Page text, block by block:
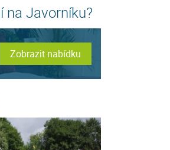
na Javorníku?
Zobrazit nabídku